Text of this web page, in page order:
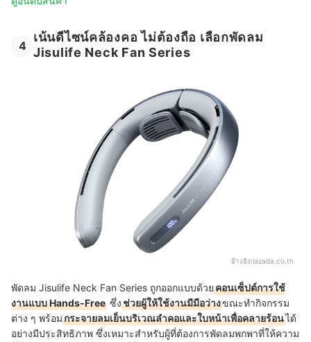
4
เน้นดีไซน์คล้องคอ ไม่ต้องถือ เลือกพัดลม
Jisulife Neck Fan Series
อ้างอิง:lazada.co.th
พัดลม Jisulife Neck Fan Series ถูกออกแบบด้วยคอนเซ็ปต์การใช้
งานแบบ Hands-Free ซึ่งช่วยผู้ให้ใช้งานมีมือว่างขณะทำกิจกรรม
ต่าง ๆ พร้อมกระจายลมเย็นบริเวณลำคอและใบหน้าเพื่อคลายร้อนได้
อย่างมีประสิทธิภาพ ซึ่งเหมาะสำหรับผู้ที่ต้องการพัดลมพกพาที่ให้ความ